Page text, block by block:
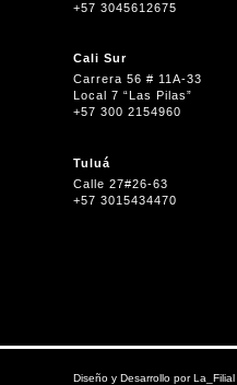
+57 3045612675
Cali Sur
Carrera 56 # 11A-33
Local 7 “Las Pilas”
+57 300 2154960
Tuluá
Calle 27#26-63
+57 3015434470
Diseño y Desarrollo porLa_Filial